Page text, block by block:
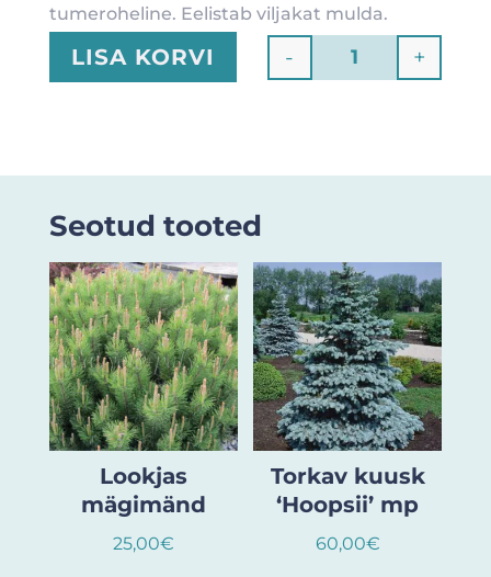
tumeroheline. Eelistab viljakat mulda.
Quantity
- +
LISA KORVI
Seotud tooted
Lookjas
mägimänd
25,00€
Torkav kuusk
‘Hoopsii’ mp
60,00€